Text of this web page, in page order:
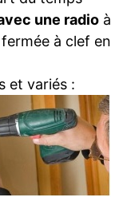
une radio à
à clef en
et variés :